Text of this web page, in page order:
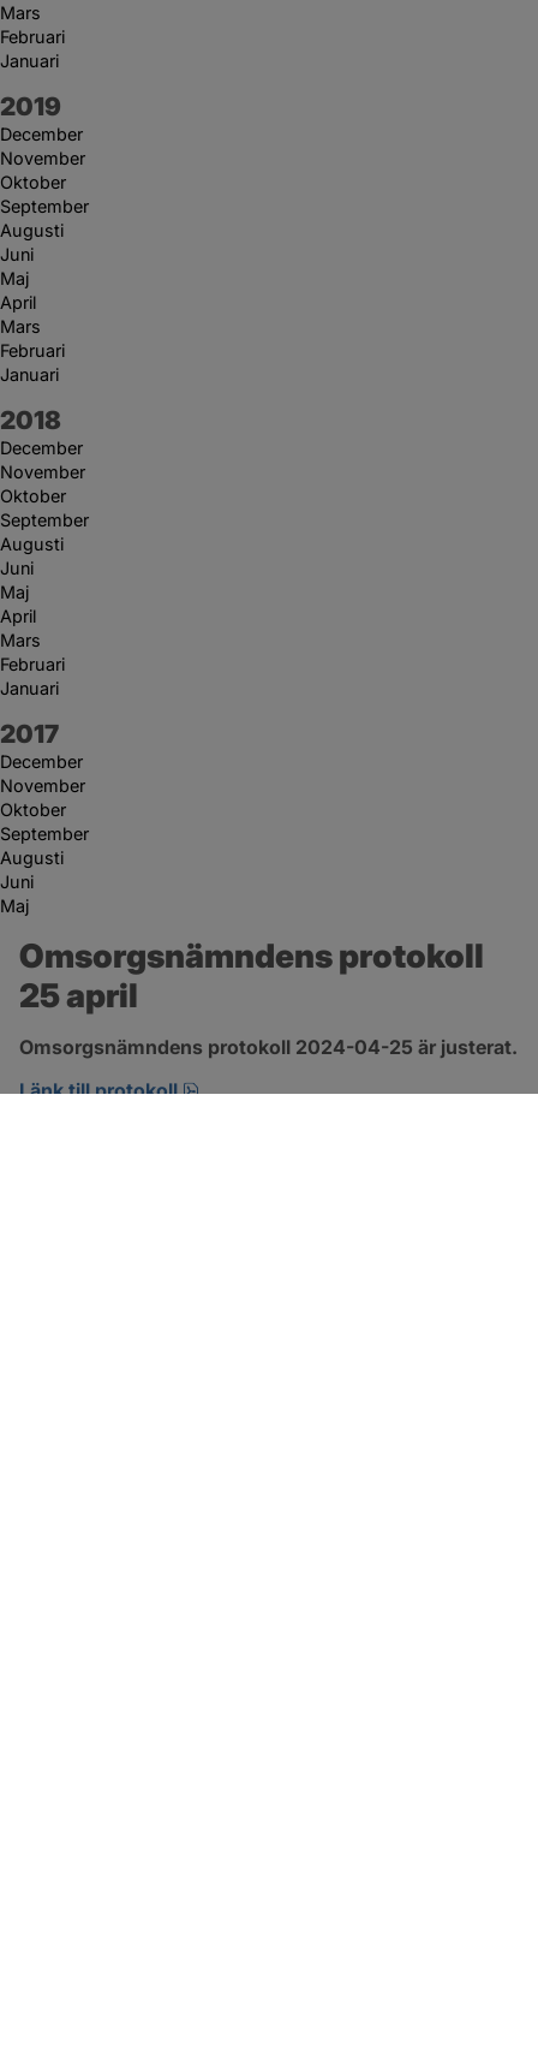
Mars
Februari
Januari
År:
2019
December
November
Oktober
September
Augusti
Juni
Maj
April
Mars
Februari
Januari
År:
2018
December
November
Oktober
September
Augusti
Juni
Maj
April
Mars
Februari
Januari
År:
2017
December
November
Oktober
September
Augusti
Juni
Maj
Omsorgsnämndens protokoll
25 april
Omsorgsnämndens protokoll 2024-04-25 är justerat.
Länk till protokoll
pdf, 222.9 kB, öppnas i nytt fönster.